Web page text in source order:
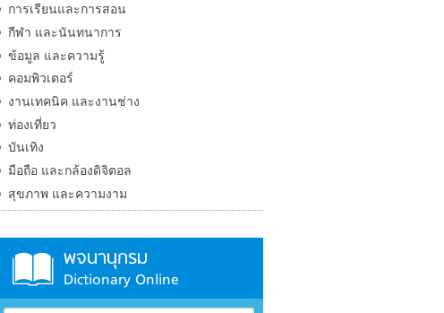
การเรียนและการสอน
กีฬา และนันทนาการ
ข้อมูล และความรู้
คอมพิวเตอร์
งานเทคนิค และงานช่าง
ท่องเที่ยว
บันเทิง
มือถือ และกล้องดิจิตอล
สุขภาพ และความงาม
พจนานุกรม
Dictionary Online